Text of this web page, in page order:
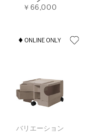
￥66,000
バリエーション